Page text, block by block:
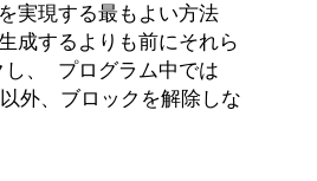
実現する最もよい方法
成するよりも前にそれら
し、 プログラム中では
外、ブロックを解除しな